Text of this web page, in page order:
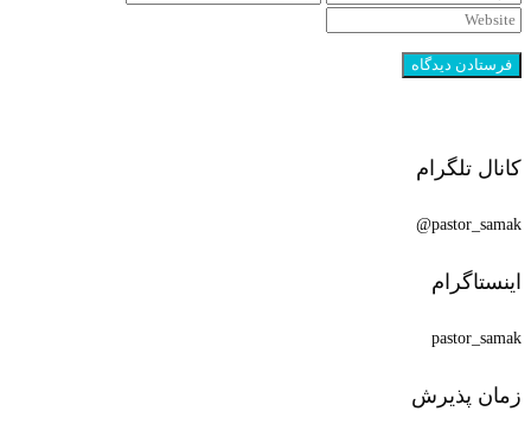
کانال تلگرام
pastor_samak@
اینستاگرام
pastor_samak
زمان پذیرش